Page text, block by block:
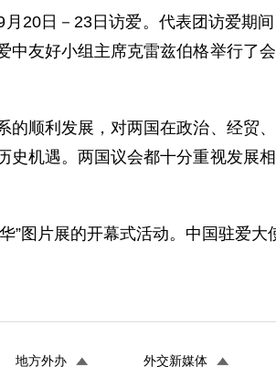
日－23日访爱。代表团访爱期
友好小组主席克雷兹伯格举行了
顺利发展，对两国在政治、经贸
机遇。两国议会都十分重视发展
片展的开幕式活动。中国驻爱大
地方外办 外交新媒体